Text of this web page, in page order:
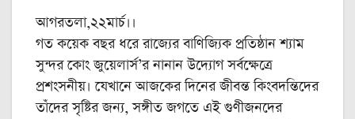
আগরতলা,২২মার্চ।।
গত কয়েক বছর ধরে রাজ্যের বাণিজ্যিক প্রতিষ্ঠান শ্যাম
সুন্দর কোং জুয়েলার্স’র নানান উদ্যোগ সর্বক্ষেত্রে
প্রশংসনীয়। যেখানে আজকের দিনের জীবন্ত কিংবদন্তিদের
তাঁদের সৃষ্টির জন্য, সঙ্গীত জগতে এই গুণীজনদের